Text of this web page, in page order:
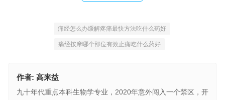
痛经怎么办缓解疼痛最快方法吃什么药好
痛经按摩哪个部位有效止痛吃什么药好
作者: 高来益
九十年代重点本科生物学专业，2020年意外闯入一个禁区，开